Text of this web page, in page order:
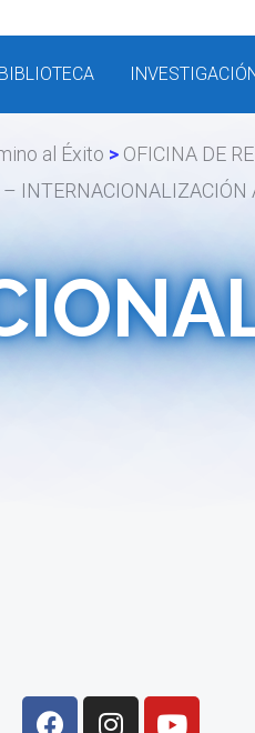
BIBLIOTECA
al Éxito
OFICINA DE
INTERNACIONALIZACIÓN